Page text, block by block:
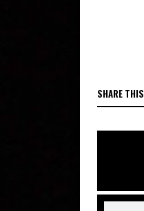
SHARE THIS